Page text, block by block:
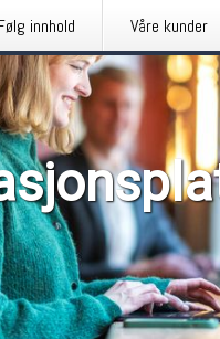
innhold Våre kunder